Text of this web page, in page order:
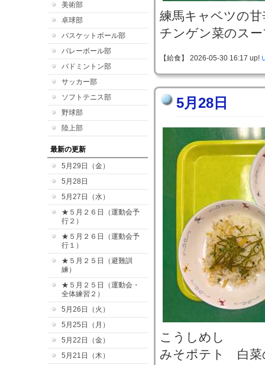
美術部
卓球部
バスケットボール部
バレーボール部
バドミントン部
サッカー部
ソフトテニス部
野球部
陸上部
最新の更新
5月29日（金）
5月28日
5月27日（水）
★５月２６日（運動会予
行２）
★５月２６日（運動会予
行１）
★５月２５日（避難訓
練）
★５月２５日（運動会・
全体練習２）
5月26日（火）
5月25日（月）
5月22日（金）
5月21日（木）
練馬キャベツの甘
チンゲン菜のス
【給食】 2026-05-30 16:17 up!
5月28日
こうしめし
みそポテト 白菜